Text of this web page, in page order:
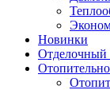
Новинки
Отделочный